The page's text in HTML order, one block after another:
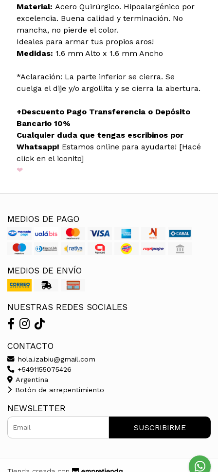
Material: Acero Quirúrgico. Hipoalargénico por
excelencia. Buena calidad y terminación. No
mancha, no pierde el color.
Ideales para armar tus propios aros!
Medidas: 1.6 mm Alto x 1.6 mm Ancho
*Aclaración: La parte inferior se cierra. Se
cuelga el dije y/o argollita y se cierra la abertura.
+Descuento Pago Transferencia o Depósito
Bancario 10%
Cualquier duda que tengas escribinos por
Whatsapp! Estamos online para ayudarte! [Hacé
click en el iconito]
❤
MEDIOS DE PAGO
MEDIOS DE ENVÍO
NUESTRAS REDES SOCIALES
CONTACTO
hola.izabiu@gmail.com
+5491155075426
Argentina
Botón de arrepentimiento
NEWSLETTER
SUSCRIBIRME